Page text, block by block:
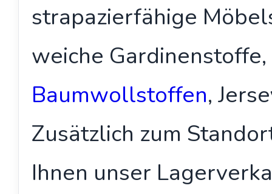
strapazierfähige
weiche
Baumwollstoffen,
Zusätzlich zum
Ihnen unser